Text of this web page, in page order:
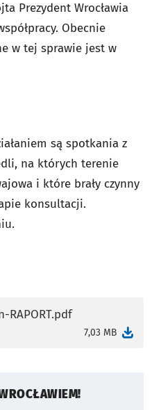
Prezydent Wrocławia
Obecnie
w tej sprawie jest w
są spotkania z
na których terenie
i które brały czynny
konsultacji.
RAPORT.pdf
7,03 MB